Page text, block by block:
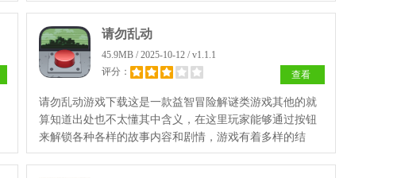
朝着不同的方向展开。
请勿乱动
45.9MB / 2025-10-12 / v1.1.1
评分：
查看
请勿乱动游戏下载这是一款益智冒险解谜类游戏其他的就
算知道出处也不太懂其中含义，在这里玩家能够通过按钮
来解锁各种各样的故事内容和剧情，游戏有着多样的结
局，感兴趣的小伙伴快去下载体验吧。